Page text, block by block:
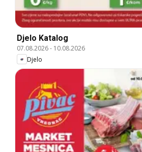
Djelo Katalog
07.08.2026- 10.08.2026
Djelo